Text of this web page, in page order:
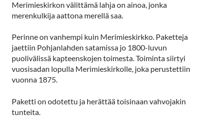
Merimieskirkon välittämä lahja on ainoa, jonka
merenkulkija aattona merellä saa.
Perinne on vanhempi kuin Merimieskirkko. Paketteja
jaettiin Pohjanlahden satamissa jo 1800-luvun
puolivälissä kapteenskojen toimesta. Toiminta siirtyi
vuosisadan lopulla Merimieskirkolle, joka perustettiin
vuonna 1875.
Paketti on odotettu ja herättää toisinaan vahvojakin
tunteita.